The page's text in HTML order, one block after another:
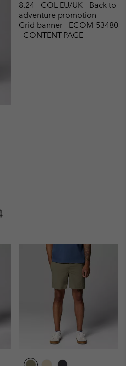
8.24 - COL EU/UK - Back to
adventure promotion -
Grid banner - ECOM-53480
- CONTENT PAGE